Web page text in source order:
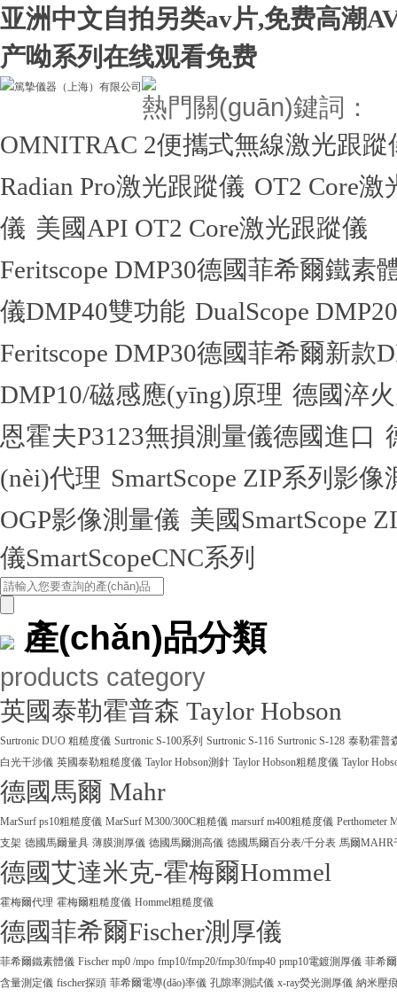
亚洲中文自拍另类av片,免费高潮
产呦系列在线观看免费
熱門關(guān)鍵詞：
OMNITRAC 2便攜式無線激光跟蹤
Radian Pro激光跟蹤儀 OT2 Core激
儀 美國API OT2 Core激光跟蹤儀
Feritscope DMP30德國菲希爾鐵素
儀DMP40雙功能 DualScope
Feritscope DMP30德國菲希爾新款
DMP10/磁感應(yīng)原理 德國淬
恩霍夫P3123無損測量儀德國進口
(nèi)代理 SmartScope ZIP系列影
OGP影像測量儀 美國SmartScope
儀SmartScopeCNC系列
產(chǎn)品分類
products category
英國泰勒霍普森 Taylor Hobson
Surtronic DUO 粗糙度儀 Surtronic S-100系列 Surtronic S-116 Surtronic S-128 泰勒霍普
白光干涉儀 英國泰勒粗糙度儀 Taylor Hobson測針 Taylor Hobson粗糙度儀 Taylor
德國馬爾 Mahr
MarSurf ps10粗糙度儀 MarSurf M300/300C粗糙儀 marsurf m400粗糙度儀 Perthometer
支架 德國馬爾量具 薄膜測厚儀 德國馬爾測高儀 德國馬爾百分表/千分表 馬爾MAHR
德國艾達米克-霍梅爾Hommel
霍梅爾代理 霍梅爾粗糙度儀 Hommel粗糙度儀
德國菲希爾Fischer測厚儀
菲希爾鐵素體儀 Fischer mp0 /mpo fmp10/fmp20/fmp30/fmp40 pmp10電鍍測厚儀 菲希
含量測定儀 fischer探頭 菲希爾電導(dǎo)率儀 孔隙率測試儀 x-ray熒光測厚儀 納米壓